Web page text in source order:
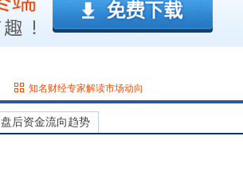
知名财经专家解读市场动向
盘后资金流向趋势